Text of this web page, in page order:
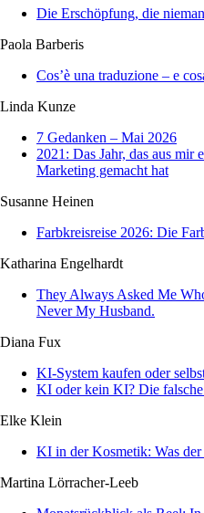
Die Erschöpfung, die
Paola Barberis
Cos’è una traduzione – e
Linda Kunze
7 Gedanken – Mai 2026
2021: Das Jahr, das aus
Marketing gemacht hat
Susanne Heinen
Farbkreisreise 2026: Die
Katharina Engelhardt
They Always Asked Me
Never My Husband.
Diana Fux
KI-System kaufen oder
KI oder kein KI? Die falsche
Elke Klein
KI in der Kosmetik: Was
Martina Lörracher-Leeb